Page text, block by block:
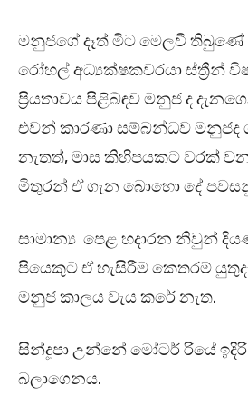
මනුජගේ දෑත් මිට මෙලවී
රෝහල් අධ්‍යක්ෂකවරයා ස්ත්‍රීන්
ප්‍රියතාවය පිළිබ්ඳව මනුජ ද
එවන් කාරණා සම්බන්ධව මනුජද
නැතත්, මාස කිහිපයකට වරක්
මිතුරන් ඒ ගැන බොහො දේ
සාමාන්‍ය පෙළ හදාරන නිවුන්
පියෙකුට ඒ හැසිරීම කෙතරම්
මනුජ කාලය වැය කරේ නැත.
සින්දූපා උන්නේ මෝටර් රියේ
බලාගෙනය.